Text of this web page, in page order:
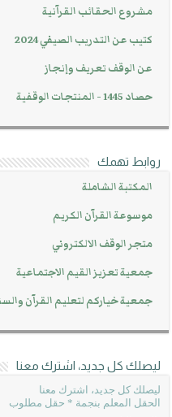
مشروع الحقائب القرآنية
كتيب عن التدريب الصيفي 2024
عن الوقف تعريف وإنجاز
حصاد 1445 - المنتجات الوقفية
روابط تهمك
المكتبة الشاملة
موسوعة القرآن الكريم
متجر الوقف الالكتروني
جمعية تعزيز القيم الاجتماعية
جمعية خياركم لتعليم القرآن
ليصلك كل جديد، اشترك معنا
ليصلك كل جديد، اشترك معنا
الحقل المعلم بنجمة * حقل مطلوب